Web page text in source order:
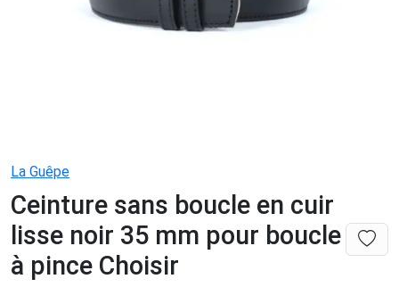
La Guêpe
Ceinture sans boucle en cuir
lisse noir 35 mm pour boucle
à pince Choisir